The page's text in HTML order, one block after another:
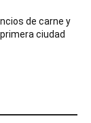
de carne y
ciudad